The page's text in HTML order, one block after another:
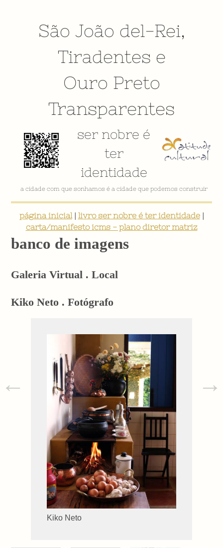
São João del-Rei,
Tiradentes e
Ouro Preto
Transparentes
ser nobre é
ter
identidade
a cidade com que sonhamos é a cidade que podemos construir
página inicial| livro ser nobre é ter identidade|
carta/manifesto icms - plano diretor matriz
banco de imagens
Galeria Virtual . Local
Kiko Neto . Fotógrafo
Kiko Neto
← →